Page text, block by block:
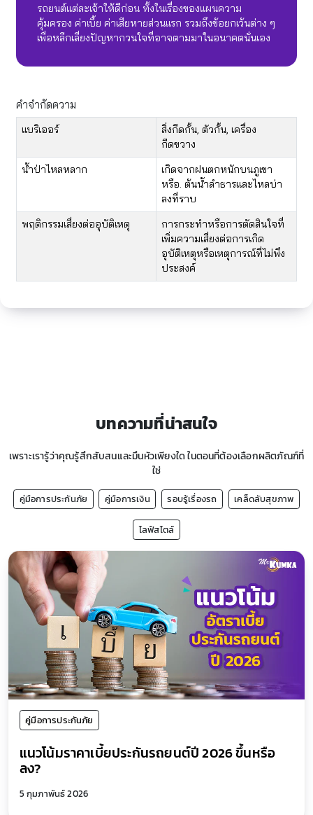
รถยนต์แต่ละเจ้าให้ดีก่อน ทั้งในเรื่องของแผนความ
คุ้มครอง ค่าเบี้ย ค่าเสียหายส่วนแรก รวมถึงข้อยกเว้นต่าง ๆ
เพื่อหลีกเลี่ยงปัญหากวนใจที่อาจตามมาในอนาคตนั่นเอง
คำจำกัดความ
แบริเออร์
สิ่งกีดกั้น, ตัวกั้น, เครื่อง
กีดขวาง
น้ำป่าไหลหลาก
เกิดจากฝนตกหนักบนภูเขา
หรือ. ต้นน้ำลำธารและไหลบ่า
ลงที่ราบ
พฤติกรรมเสี่ยงต่ออุบัติเหตุ
การกระทำหรือการตัดสินใจที่
เพิ่มความเสี่ยงต่อการเกิด
อุบัติเหตุหรือเหตุการณ์ที่ไม่พึง
ประสงค์
บทความที่น่าสนใจ
เพราะเรารู้ว่าคุณรู้สึกสับสนและมึนหัวเพียงใด ในตอนที่ต้องเลือกผลิตภัณฑ์ที่
ใช่
คู่มือการประกันภัย คู่มือการเงิน รอบรู้เรื่องรถ เคล็ดลับสุขภาพ
ไลฟ์สไตล์
คู่มือการประกันภัย
แนวโน้มราคาเบี้ยประกันรถยนต์ปี 2026 ขึ้นหรือ
ลง?
5 กุมภาพันธ์ 2026